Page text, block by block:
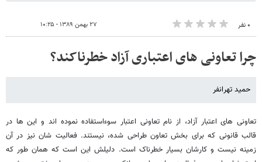
۰ نفر ۲۷ بهمن ۱۳۸۹ - ۱۰:۲۵
چرا تعاونی های اعتباری آزاد خطرناکند؟
حمید تهرانفر
تعاونی های اعتبار آزاد، از نام تعاونی اعتبار سوءاستفاده نموده اند و این ها در
قالب قانونی که برای بخش تعاون طراحی شده، نیستند. فعالیت شان نیز در آن
زمینه نیست و کارشان بسیار خطرناک است. دلیلش این است که همان طور که